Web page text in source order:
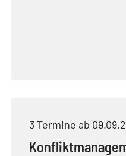
3 Termine ab